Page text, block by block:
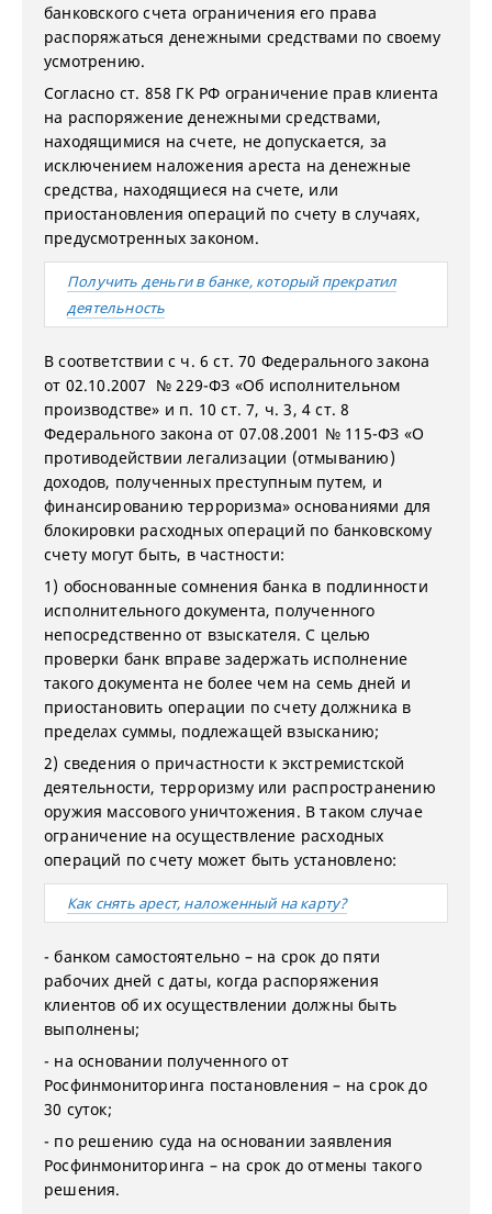
банковского счета ограничения его права
распоряжаться денежными средствами по своему
усмотрению.
Согласно ст. 858 ГК РФ ограничение прав клиента
на распоряжение денежными средствами,
находящимися на счете, не допускается, за
исключением наложения ареста на денежные
средства, находящиеся на счете, или
приостановления операций по счету в случаях,
предусмотренных законом.
Получить деньги в банке, который прекратил
деятельность
В соответствии с ч. 6 ст. 70 Федерального закона
от 02.10.2007 № 229-ФЗ «Об исполнительном
производстве» и п. 10 ст. 7, ч. 3, 4 ст. 8
Федерального закона от 07.08.2001 № 115-ФЗ «О
противодействии легализации (отмыванию)
доходов, полученных преступным путем, и
финансированию терроризма» основаниями для
блокировки расходных операций по банковскому
счету могут быть, в частности:
1) обоснованные сомнения банка в подлинности
исполнительного документа, полученного
непосредственно от взыскателя. С целью
проверки банк вправе задержать исполнение
такого документа не более чем на семь дней и
приостановить операции по счету должника в
пределах суммы, подлежащей взысканию;
2) сведения о причастности к экстремистской
деятельности, терроризму или распространению
оружия массового уничтожения. В таком случае
ограничение на осуществление расходных
операций по счету может быть установлено:
Как снять арест, наложенный на карту?
- банком самостоятельно – на срок до пяти
рабочих дней с даты, когда распоряжения
клиентов об их осуществлении должны быть
выполнены;
- на основании полученного от
Росфинмониторинга постановления – на срок до
30 суток;
- по решению суда на основании заявления
Росфинмониторинга – на срок до отмены такого
решения.